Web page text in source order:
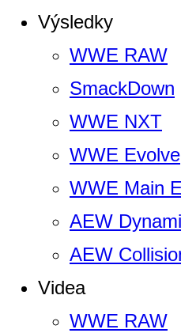
Výsledky
WWE RAW
SmackDown
WWE NXT
WWE Evolve
WWE Main
AEW
AEW
Videa
WWE RAW